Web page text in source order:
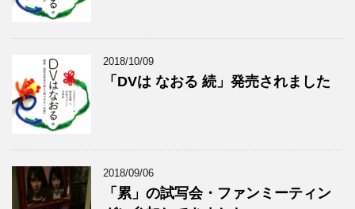
2018/10/09
「DVは なおる 続」発売されました
2018/09/06
「累」の試写会・ファンミーティン